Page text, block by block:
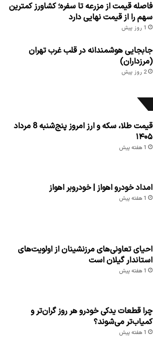
فاصله قیمت از مزرعه تا سفره؛ کشاورز کمترین
سهم را از قیمت نهایی دارد
1 روز پیش
جابجایی هوشمندانه در قلب غرب تهران
(مرزداران)
2 روز پیش
قیمت طلا، سکه و ارز امروز پنج‌شنبه 8 مرداد
۱۴۰۵
1 هفته پیش
امداد خودرو اهواز | خودروبر اهواز
1 هفته پیش
احیای تعاونی‌های مرزنشینان از اولویت‌های
استاندار گیلان است
1 هفته پیش
چرا قطعات یدکی خودرو هر روز گران‌تر و
کمیاب‌تر می‌شوند؟
1 هفته پیش